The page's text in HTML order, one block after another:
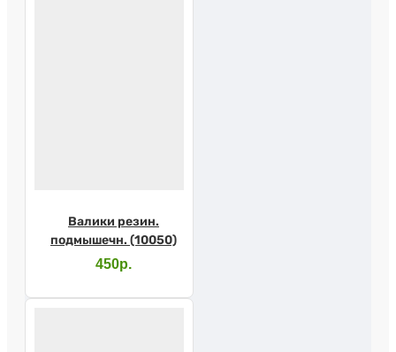
Валики резин.
подмышечн. (10050)
450р.